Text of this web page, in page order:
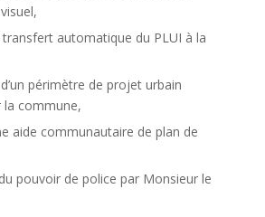
automatique du PLUI à la
périmètre de projet urbain
la commune,
aide communautaire de plan de
pouvoir de police par Monsieur le